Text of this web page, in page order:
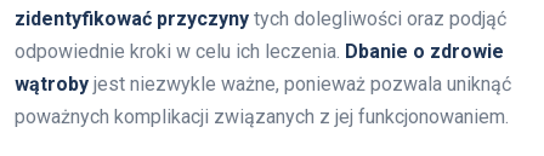
zidentyfikować przyczyny tych dolegliwości oraz podjąć
odpowiednie kroki w celu ich leczenia. Dbanie o zdrowie
wątroby jest niezwykle ważne, ponieważ pozwala uniknąć
poważnych komplikacji związanych z jej funkcjonowaniem.